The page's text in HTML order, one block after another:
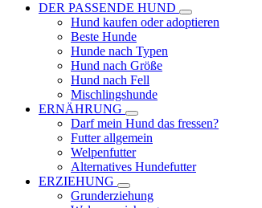
DER PASSENDE HUND
Hund kaufen oder adoptieren
Beste Hunde
Hunde nach Typen
Hund nach Größe
Hund nach Fell
Mischlingshunde
ERNÄHRUNG
Darf mein Hund das fressen?
Futter allgemein
Welpenfutter
Alternatives Hundefutter
ERZIEHUNG
Grunderziehung